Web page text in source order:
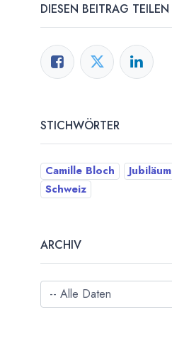
DIESEN BEITRAG TEILEN
STICHWÖRTER
Camille Bloch
Jubiläum
Schweiz
ARCHIV